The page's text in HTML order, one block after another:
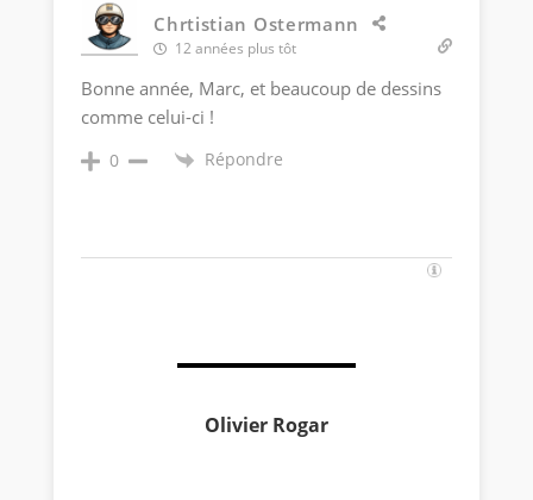
Chrtistian Ostermann
12 années plus tôt
Bonne année, Marc, et beaucoup de dessins
comme celui-ci !
0 Répondre
Olivier Rogar